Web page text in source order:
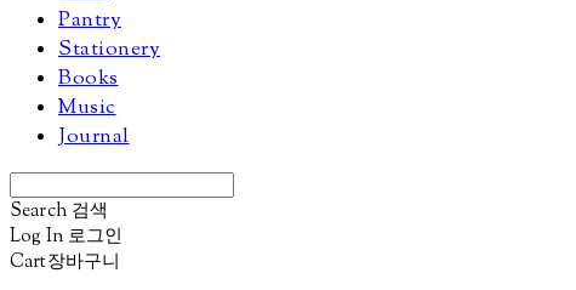
Pantry
Stationery
Books
Music
Journal
Search 검색
Log In 로그인
Cart장바구니